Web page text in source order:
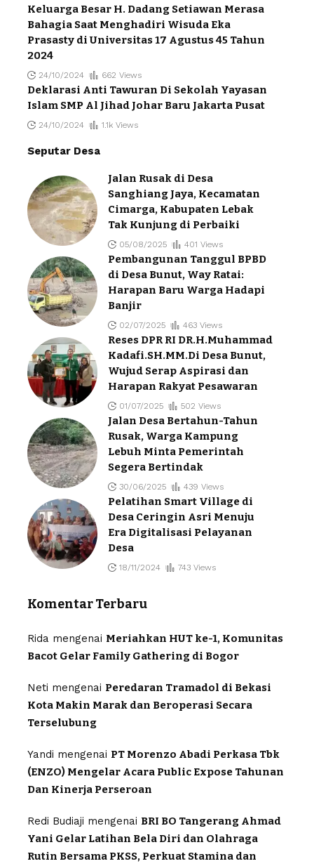
Keluarga Besar H. Dadang Setiawan Merasa
Bahagia Saat Menghadiri Wisuda Eka
Prasasty di Universitas 17 Agustus 45 Tahun
2024
24/10/2024 662 Views
Deklarasi Anti Tawuran Di Sekolah Yayasan
Islam SMP Al Jihad Johar Baru Jakarta Pusat
24/10/2024 1.1k Views
Seputar Desa
Jalan Rusak di Desa
Sanghiang Jaya, Kecamatan
Cimarga, Kabupaten Lebak
Tak Kunjung di Perbaiki
05/08/2025 401 Views
Pembangunan Tanggul BPBD
di Desa Bunut, Way Ratai:
Harapan Baru Warga Hadapi
Banjir
02/07/2025 463 Views
Reses DPR RI DR.H.Muhammad
Kadafi.SH.MM.Di Desa Bunut,
Wujud Serap Aspirasi dan
Harapan Rakyat Pesawaran
01/07/2025 502 Views
Jalan Desa Bertahun-Tahun
Rusak, Warga Kampung
Lebuh Minta Pemerintah
Segera Bertindak
30/06/2025 439 Views
Pelatihan Smart Village di
Desa Ceringin Asri Menuju
Era Digitalisasi Pelayanan
Desa
18/11/2024 743 Views
Komentar Terbaru
Rida mengenai Meriahkan HUT ke-1, Komunitas
Bacot Gelar Family Gathering di Bogor
Neti mengenai Peredaran Tramadol di Bekasi
Kota Makin Marak dan Beroperasi Secara
Terselubung
Yandi mengenai PT Morenzo Abadi Perkasa Tbk
(ENZO) Mengelar Acara Public Expose Tahunan
Dan Kinerja Perseroan
Redi Budiaji mengenai BRI BO Tangerang Ahmad
Yani Gelar Latihan Bela Diri dan Olahraga
Rutin Bersama PKSS, Perkuat Stamina dan